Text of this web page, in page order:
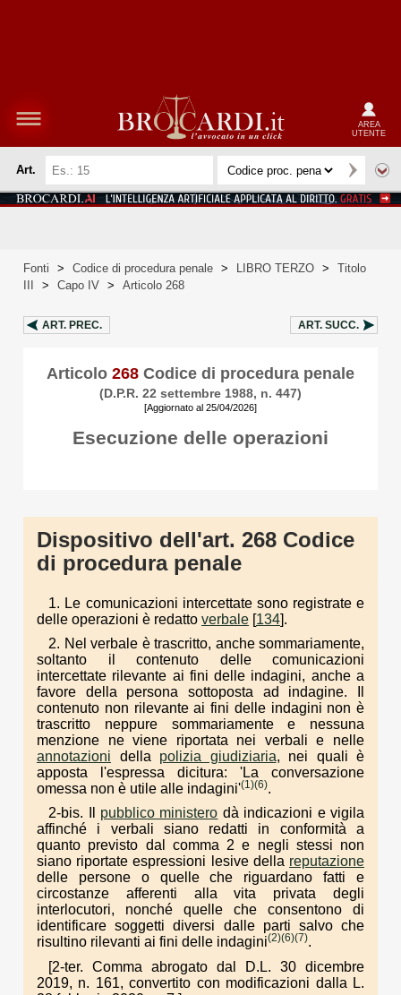
AREA
UTENTE
Art.
Fonti > Codice di procedura penale > LIBRO TERZO >
Titolo
> Capo IV > Articolo 268
ART. PREC. ART. SUCC.
Articolo 268 Codice di procedura penale
(D.P.R. 22 settembre 1988, n. 447)
[Aggiornato al 25/04/2026]
Esecuzione delle operazioni
Dispositivo dell'art. 268 Codice
di procedura penale
1. Le comunicazioni intercettate sono registrate e
delle operazioni è redatto verbale [134].
2. Nel verbale è trascritto, anche sommariamente,
soltanto il contenuto delle comunicazioni
intercettate rilevante ai fini delle indagini, anche a
favore della persona sottoposta ad indagine. Il
contenuto non rilevante ai fini delle indagini non è
trascritto neppure sommariamente e nessuna
menzione ne viene riportata nei verbali e nelle
annotazioni della polizia giudiziaria, nei quali è
apposta l'espressa dicitura: 'La conversazione
omessa non è utile alle indagini'(1)(6).
2-bis. Il pubblico ministero dà indicazioni e vigila
affinché i verbali siano redatti in conformità a
quanto previsto dal comma 2 e negli stessi non
siano riportate espressioni lesive della reputazione
delle persone o quelle che riguardano fatti e
circostanze afferenti alla vita privata degli
interlocutori, nonché quelle che consentono di
identificare soggetti diversi dalle parti salvo che
risultino rilevanti ai fini delle indagini(2)(6)(7).
[2-ter. Comma abrogato dal D.L. 30 dicembre
2019, n. 161, convertito con modificazioni dalla L.